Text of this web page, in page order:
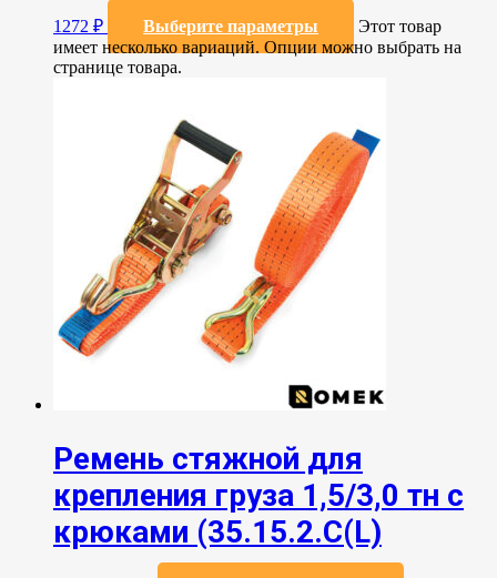
1272 ₽ Выберите параметры
Этот товар
имеет несколько вариаций. Опции можно выбрать на
странице товара.
Ремень стяжной для
крепления груза 1,5/3,0 тн с
крюками (35.15.2.С(L)